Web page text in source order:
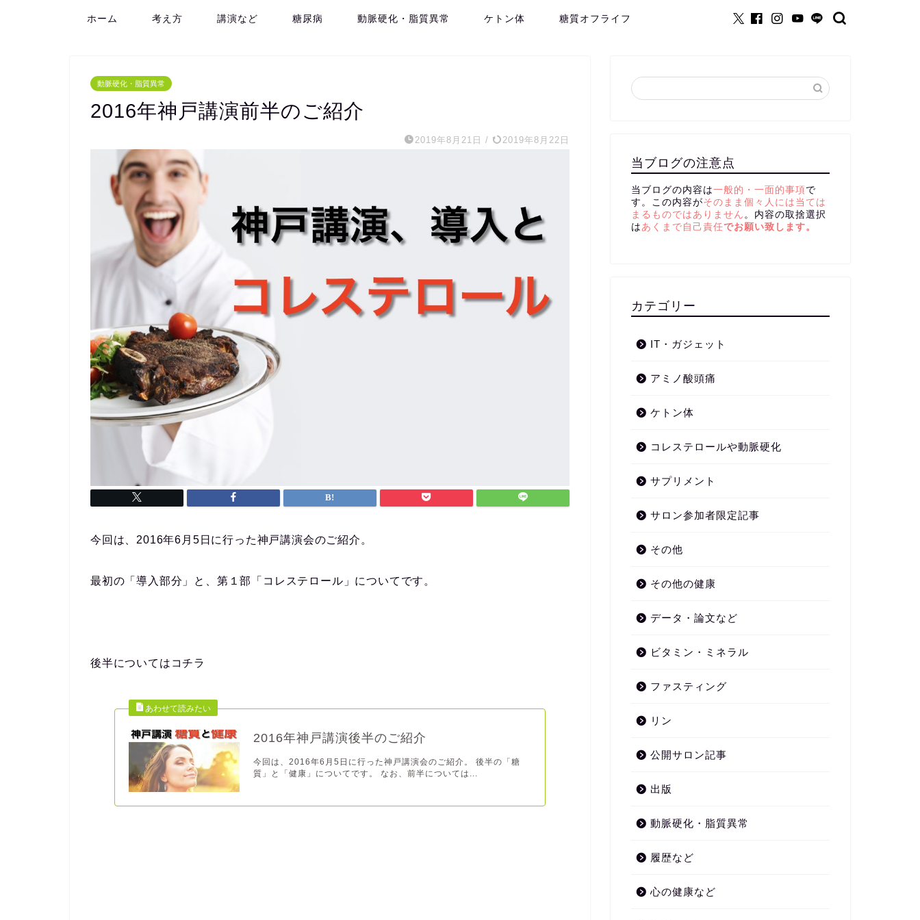
ホーム 考え方 講演など 糖尿病 動脈硬化・脂質異常 ケトン体 糖質オフライフ
動脈硬化・脂質異常
2016年神戸講演前半のご紹介
2019年8月21日 / 2019年8月22日
今回は、2016年6月5日に行った神戸講演会のご紹介。
最初の「導入部分」と、第１部「コレステロール」についてです。
後半についてはコチラ
2016年神戸講演後半のご紹介
今回は、2016年6月5日に行った神戸講演会のご紹介。 後半の「糖
質」と「健康」についてです。 なお、前半については...
当ブログの注意点
当ブログの内容は一般的・一面的事項 で
す。この内容がそのまま個々人には当ては
まるものではありません 。内容の取捨選択
は あくまで自己責任でお願い致します。
カテゴリー
IT・ガジェット
アミノ酸頭痛
ケトン体
コレステロールや動脈硬化
サプリメント
サロン参加者限定記事
その他
その他の健康
データ・論文など
ビタミン・ミネラル
ファスティング
リン
公開サロン記事
出版
動脈硬化・脂質異常
履歴など
心の健康など